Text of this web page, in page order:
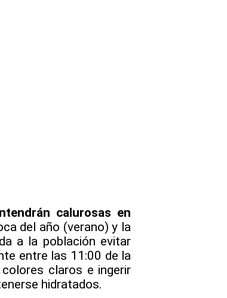
calurosas en
del año (verano) y la
a la población evitar
entre las 11:00 de la
claros e ingerir
hidratados.